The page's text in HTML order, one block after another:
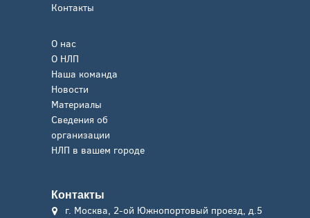
Контакты
О нас
О НЛП
Наша команда
Новости
Материалы
Сведения об
организации
НЛП в вашем городе
Контакты
г. Москва, 2-ой Южнопортовый проезд, д.5